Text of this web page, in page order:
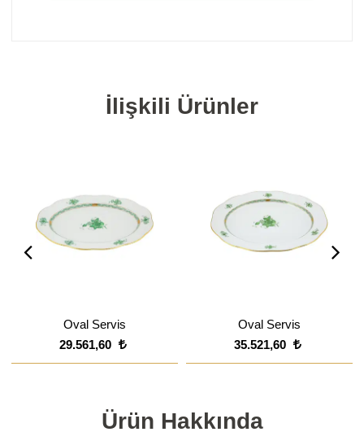
İlişkili Ürünler
Oval Servis
29.561,60
Oval Servis
35.521,60
Ürün Hakkında